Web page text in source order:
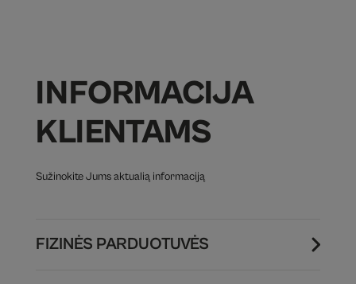
INFORMACIJA
KLIENTAMS
Sužinokite Jums aktualią informaciją
FIZINĖS PARDUOTUVĖS